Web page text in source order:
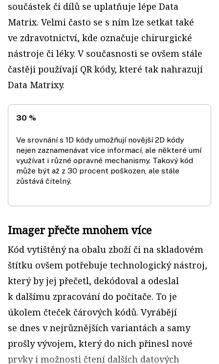
součástek či dílů se uplatňuje lépe Data
Matrix. Velmi často se s ním lze setkat také
ve zdravotnictví, kde označuje chirurgické
nástroje či léky. V současnosti se ovšem stále
častěji používají QR kódy, které tak nahrazují
Data Matrixy.
30 %
Ve srovnání s 1D kódy umožňují novější 2D kódy
nejen zaznamenávat více informací, ale některé umí
využívat i různé opravné mechanismy. Takový kód
může být až z 30 procent poškozen, ale stále
zůstává čitelný.
Imager přečte mnohem více
Kód vytištěný na obalu zboží či na skladovém
štítku ovšem potřebuje technologický nástroj,
který by jej přečetl, dekódoval a odeslal
k dalšímu zpracování do počítače. To je
úkolem čteček čárových kódů. Vyrábějí
se dnes v nejrůznějších variantách a samy
prošly vývojem, který do nich přinesl nové
prvky i možnosti čtení dalších datových